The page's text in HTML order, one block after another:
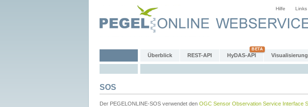
Hilfe Links
Überblick REST-API HyDAS-API Visualisierung
SOS
Der PEGELONLINE-SOS verwendet den OGC Sensor Observation Service Interface